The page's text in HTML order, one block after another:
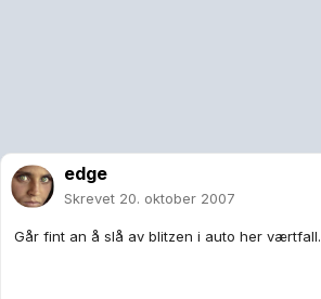
edge
Skrevet 20. oktober 2007
Går fint an å slå av blitzen i auto her værtfall.